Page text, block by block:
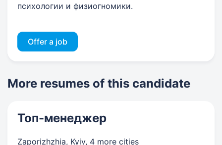
психологии и физиогномики.
Offer a job
More resumes of this candidate
Топ-менеджер
Zaporizhzhia, Kyiv, 4 more cities